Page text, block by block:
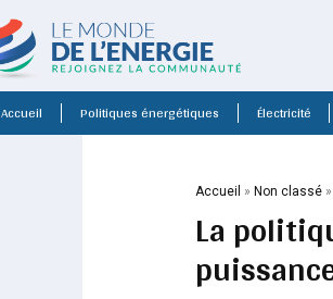
Accueil Politiques énergétiques Électricité
Accueil » Non classé »
La